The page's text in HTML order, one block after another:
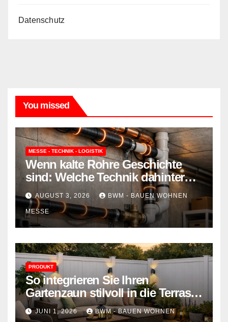
Datenschutz
You missed
MESSE - TECHNIK - LOGISTIK
Wenn kalte Rohre Geschichte
sind: Welche Technik dahinter
steckt und wie sie Ihr Zuhause
schützt
AUGUST 3, 2026 BWM - BAUEN WOHNEN
MESSE
PRODUKT
So integrieren Sie Ihren
Gartenzaun stilvoll in die Terrasse
– mehr Komfort, weniger
Aufwand
JUNI 1, 2026 BWM - BAUEN WOHNEN